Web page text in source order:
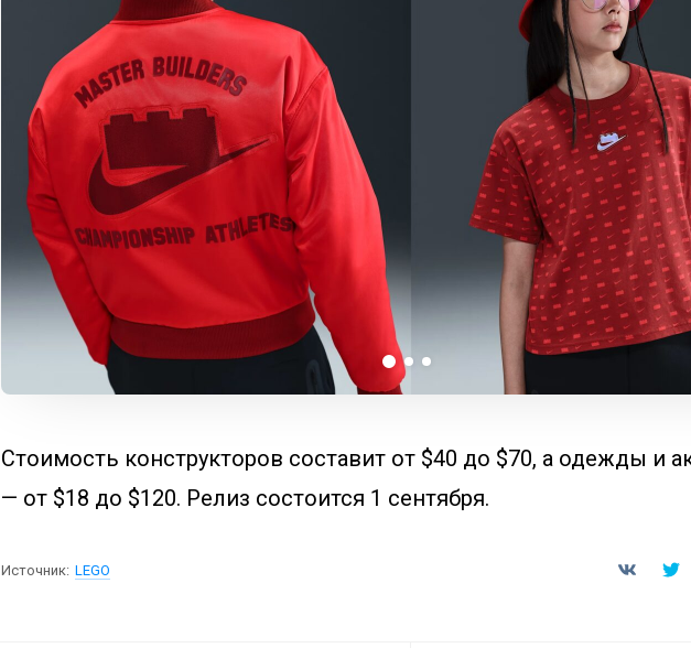
Стоимость конструкторов составит от $40 до $70, а одежды и
— от $18 до $120. Релиз состоится 1 сентября.
Источник: LEGO